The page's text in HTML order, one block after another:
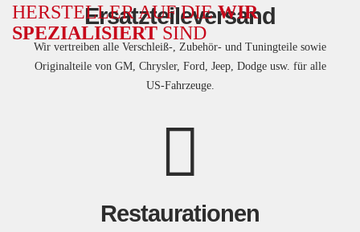
Ersatzteileversand
Wir vertreiben alle Verschleiß-, Zubehör- und Tuningteile sowie
Originalteile von GM, Chrysler, Ford, Jeep, Dodge usw. für alle
US-Fahrzeuge.
Restaurationen
HERSTELLER AUF DIEWIR
SPEZIALISIERT SIND